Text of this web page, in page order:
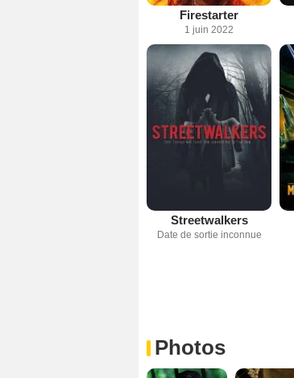
Firestarter
1 juin 2022
Streetwalkers
Date de sortie inconnue
Photos